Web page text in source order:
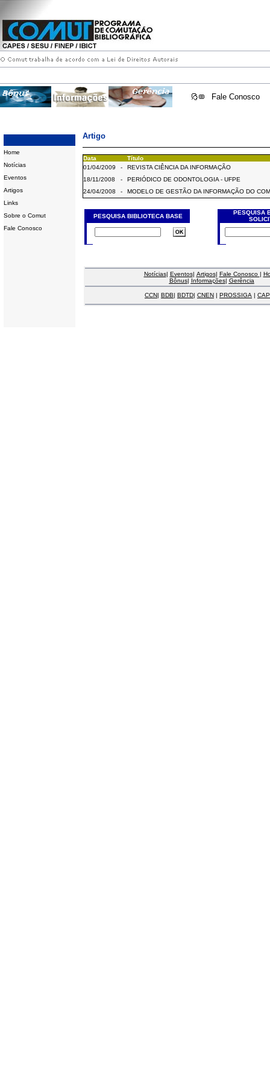
Fale Conosco
Home
Notícias
Eventos
Artigos
Links
Sobre o Comut
Fale Conosco
Artigo
Data
Título
01/04/2009
-
REVISTA CIÊNCIA DA INFORMAÇÃO
18/11/2008
-
PERIÓDICO DE ODONTOLOGIA - UFPE
24/04/2008
- MODELO DE GESTÃO DA INFORMAÇÃO DO
PESQUISA BIBLIOTECA BASE
PESQUISA
Notícias| Eventos| Artigos| Fale Conosco |
Bônus| Informações| Gerência
CCN| BDB| BDTD| CNEN | PROSSIGA |